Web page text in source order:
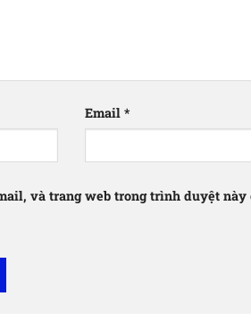
Email *
và trang web trong trình duyệt